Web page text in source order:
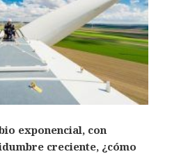
exponencial, con
creciente, ¿cómo